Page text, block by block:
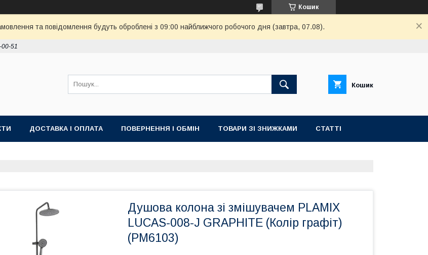
Кошик
та повідомлення будуть оброблені з 09:00 найближчого робочого дня (завтра, 07.08).
00-51
Кошик
ДОСТАВКА І ОПЛАТА ПОВЕРНЕННЯ І ОБМІН ТОВАРИ ЗІ ЗНИЖКАМИ СТАТТІ
Душова колона зі змішувачем PLAMIX
LUCAS-008-J GRAPHITE (Колір графіт)
(PM6103)